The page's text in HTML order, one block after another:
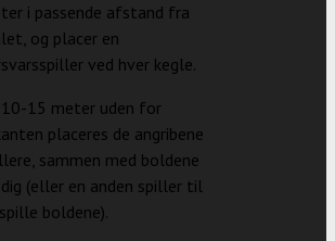
i passende afstand fra
og placer en
ved hver kegle.
10-15 meter uden for
placeres de angribene
sammen med boldene
(eller en anden spiller til
boldene).